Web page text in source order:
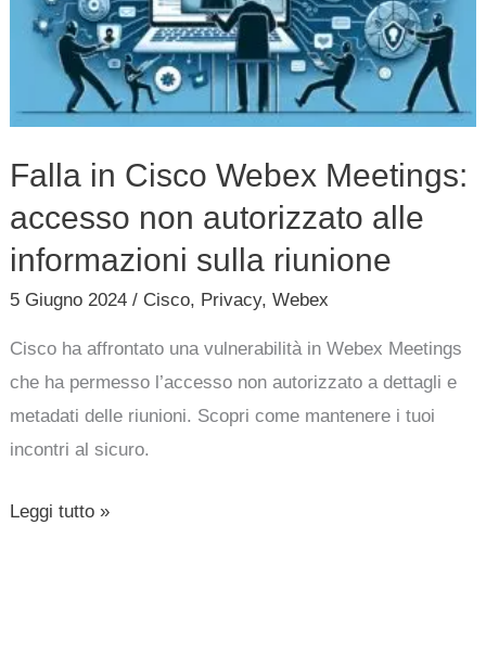
Falla in Cisco Webex Meetings:
accesso non autorizzato alle
informazioni sulla riunione
5 Giugno 2024/ Cisco, Privacy,Webex
Cisco ha affrontato una vulnerabilità in Webex Meetings
che ha permesso l’accesso non autorizzato a dettagli e
metadati delle riunioni. Scopri come mantenere i tuoi
incontri al sicuro.
Meetings:
accesso
autorizzato
informazioni
sulla
riunione
Leggi tutto »